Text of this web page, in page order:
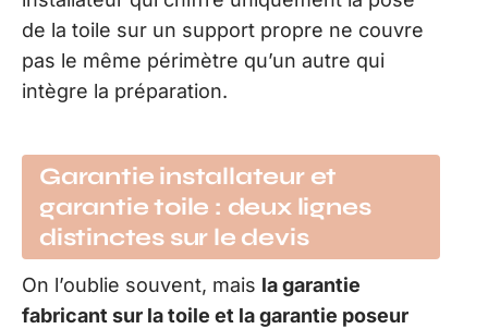
de la toile sur un support propre ne couvre
pas le même périmètre qu’un autre qui
intègre la préparation.
Garantie installateur et
garantie toile : deux lignes
distinctes sur le devis
On l’oublie souvent, mais la garantie
fabricant sur la toile et la garantie poseur